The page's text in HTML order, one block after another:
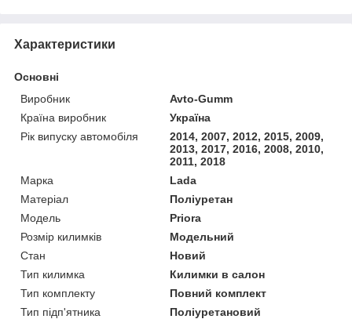
Характеристики
Основні
Виробник
Avto-Gumm
Країна виробник
Україна
Рік випуску автомобіля
2014, 2007, 2012, 2015, 2009,
2013, 2017, 2016, 2008, 2010,
2011, 2018
Марка
Lada
Матеріал
Поліуретан
Модель
Priora
Розмір килимків
Модельний
Стан
Новий
Тип килимка
Килимки в салон
Тип комплекту
Повний комплект
Тип підп'ятника
Поліуретановий